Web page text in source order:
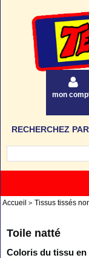
mon
RECHERCHEZ
Accueil Tissus tissés
Toile natté
Coloris du tissu